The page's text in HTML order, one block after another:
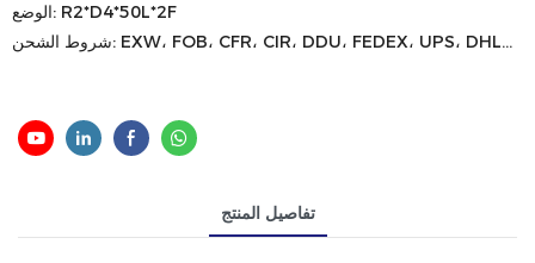
الوضع: R2*D4*50L*2F
شروط الشحن: EXW، FOB، CFR، CIR، DDU، FEDEX، UPS، DHL...
تفاصيل المنتج